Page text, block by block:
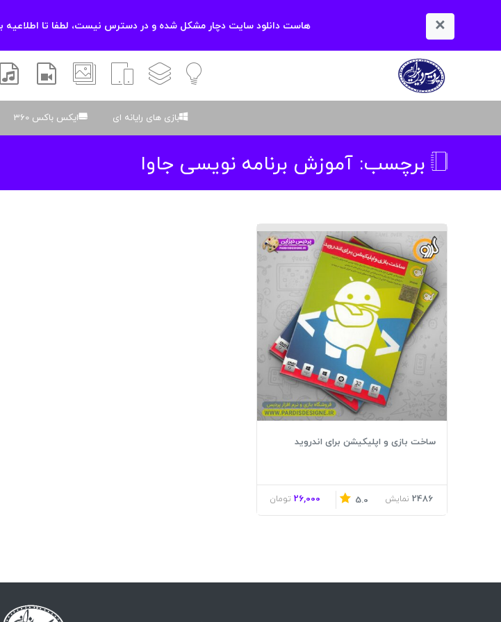
× هاست دانلود سایت دچار مشکل شده و در دسترس نیست، لطفا تا اطلاعیه
آموزشیلایه باز اسکریپت والپیپر افتر افکتس
بازی های رایانه ای ایکس باکس 360
برچسب: آموزش برنامه نویسی جاوا
ساخت بازی و اپلیکیشن برای اندروید
2486 نمایش 5.0
26,000 تومان